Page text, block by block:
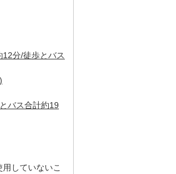
分/徒歩とバス
バス合計約19
していないこ